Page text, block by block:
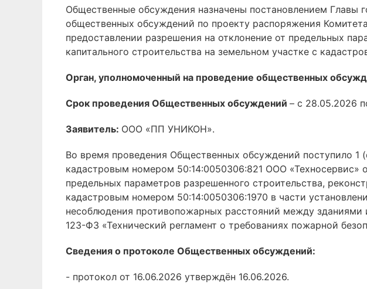
Общественные обсуждения назначены постановлением
общественных обсуждений по проекту распоряжения
предоставлении разрешения на отклонение от предельных
капитального строительства на земельном участке с
Орган, уполномоченный на проведение общественных
Срок проведения Общественных обсуждений – с 28.05.2026
Заявитель: ООО «ПП УНИКОН».
Во время проведения Общественных обсуждений поступило 1
кадастровым номером 50:14:0050306:821 ООО «Техносервис»
предельных параметров разрешенного строительства,
кадастровым номером 50:14:0050306:1970 в части
несоблюдения противопожарных расстояний между
123-ФЗ «Технический регламент о требованиях пожарной
Сведения о протоколе Общественных обсуждений:
- протокол от 16.06.2026 утверждён 16.06.2026.